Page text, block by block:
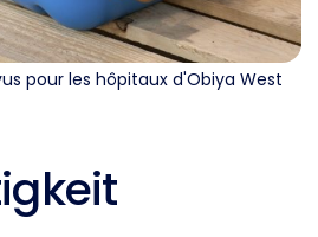
pour les hôpitaux d'Obiya West